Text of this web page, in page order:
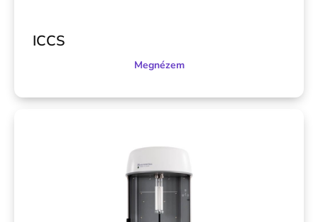
ICCS
Megnézem